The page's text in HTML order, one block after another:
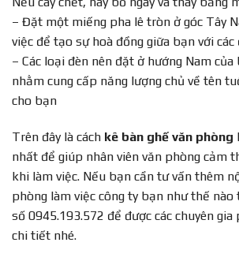
– Đặt một miếng pha lê tròn ở góc Tây
việc để tạo sự hoà đồng giữa bạn với
– Các loại đèn nên đặt ở hướng Nam của
nhằm cung cấp năng lượng chủ về tên
cho bạn
Trên đây là cách kê bàn ghế văn phòng
nhất để giúp nhân viên văn phòng cảm
khi làm việc. Nếu bạn cần tư vấn thêm
phòng làm việc công ty bạn như thế nào
số 0945.193.572 để được các chuyên
chi tiết nhé.